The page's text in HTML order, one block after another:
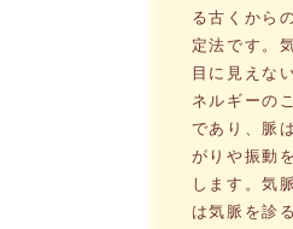
る古くから
定法です。
目に見えな
ネルギーの
であり、脈
がりや振動
します。気
は気脈を診